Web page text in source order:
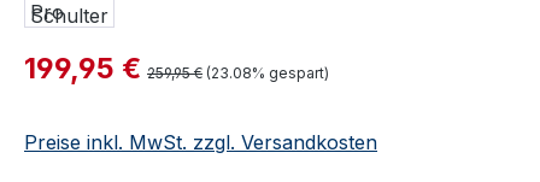
Verkaufspreis:
199,95 € Regulärer Preis:
259,95 € (23.08% gespart)
Preise inkl. MwSt. zzgl. Versandkosten